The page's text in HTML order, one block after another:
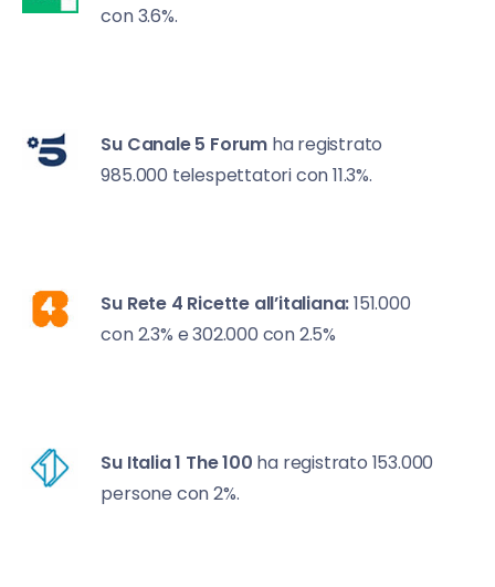
con 3.6%.
Su Canale 5 Forum ha registrato
985.000 telespettatori con 11.3%.
Su Rete 4 Ricette all’italiana:151.000
con 2.3% e302.000 con 2.5%
Su Italia 1 The 100 ha registrato 153.000
persone con 2%.